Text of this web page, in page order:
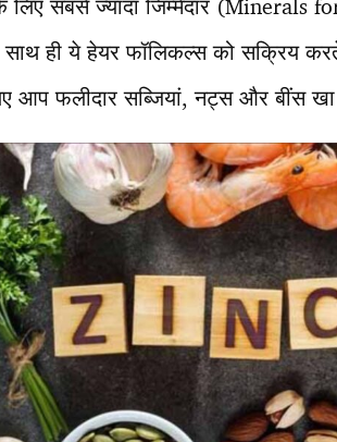
लिए सबसे ज्यादा जिम्मेदार
साथ ही ये हेयर फॉलिकल्स को सक्रिय
आप फलीदार सब्जियां, नट्स और बींस